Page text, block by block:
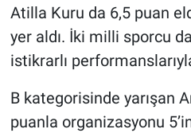
Atilla Kuru da 6,5 puan
yer aldı. İki milli sporcu
istikrarlı
B kategorisinde yarışan
puanla organizasyonu